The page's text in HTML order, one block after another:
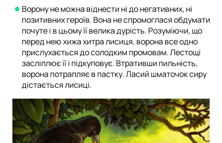
Ворону не можна віднести ні до негативних, ні
позитивних героїв. Вона не спромоглася обдумати
почуте і в цьому її велика дурість. Розуміючи, що
перед нею хижа хитра лисиця, ворона все одно
прислухається до солодким промовам. Лестощі
засліплює її і підкуповує. Втративши пильність,
ворона потрапляє в пастку. Ласий шматочок сиру
дістається лисиці.